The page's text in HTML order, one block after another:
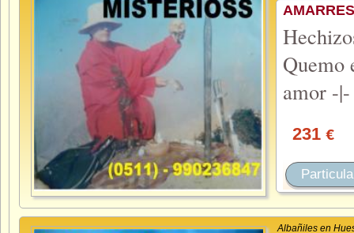
Quemo
amor -
231 €
Albañiles en